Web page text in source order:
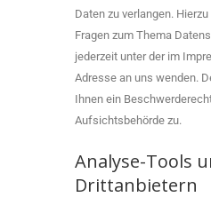
Daten zu verlangen.
Fragen zum Thema
jederzeit unter der im
Adresse an uns wenden.
Ihnen ein
Aufsichtsbehörde zu.
Analyse-Tools
Drittanbietern